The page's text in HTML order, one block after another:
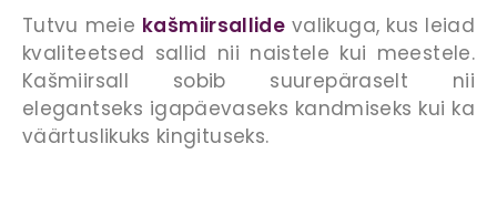
Tutvu meie kašmiirsallide valikuga, kus leiad
kvaliteetsed sallid nii naistele kui meestele.
Kašmiirsall sobib suurepäraselt nii
elegantseks igapäevaseks kandmiseks kui ka
väärtuslikuks kingituseks.